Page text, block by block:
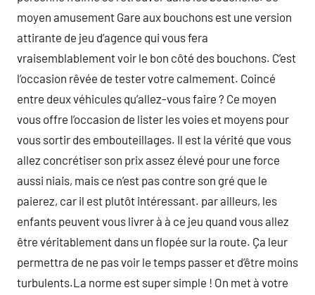
moyen amusement Gare aux bouchons est une version
attirante de jeu d’agence qui vous fera
vraisemblablement voir le bon côté des bouchons. C’est
l’occasion rêvée de tester votre calmement. Coincé
entre deux véhicules qu’allez-vous faire ? Ce moyen
vous offre l’occasion de lister les voies et moyens pour
vous sortir des embouteillages. Il est la vérité que vous
allez concrétiser son prix assez élevé pour une force
aussi niais, mais ce n’est pas contre son gré que le
paierez, car il est plutôt intéressant. par ailleurs, les
enfants peuvent vous livrer à à ce jeu quand vous allez
être véritablement dans un flopée sur la route. Ça leur
permettra de ne pas voir le temps passer et d’être moins
turbulents.La norme est super simple ! On met à votre